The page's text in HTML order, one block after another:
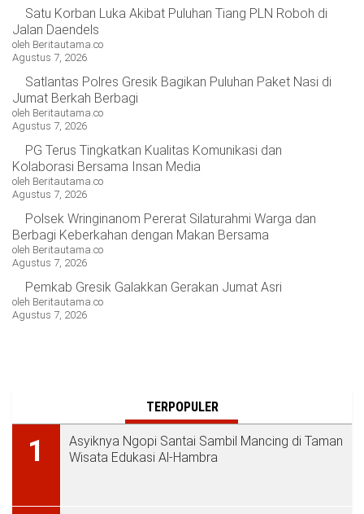
Satu Korban Luka Akibat Puluhan Tiang PLN Roboh di
Jalan Daendels
oleh Beritautama.co
Agustus 7, 2026
Satlantas Polres Gresik Bagikan Puluhan Paket Nasi di
Jumat Berkah Berbagi
oleh Beritautama.co
Agustus 7, 2026
PG Terus Tingkatkan Kualitas Komunikasi dan
Kolaborasi Bersama Insan Media
oleh Beritautama.co
Agustus 7, 2026
Polsek Wringinanom Pererat Silaturahmi Warga dan
Berbagi Keberkahan dengan Makan Bersama
oleh Beritautama.co
Agustus 7, 2026
Pemkab Gresik Galakkan Gerakan Jumat Asri
oleh Beritautama.co
Agustus 7, 2026
TERPOPULER
1
Asyiknya Ngopi Santai Sambil Mancing di Taman
Wisata Edukasi Al-Hambra